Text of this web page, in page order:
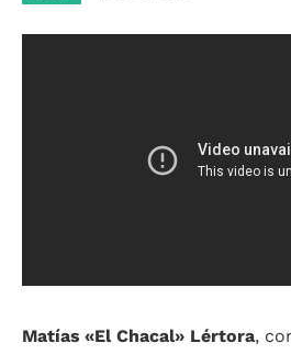
Matías «El Chacal» Lértora,